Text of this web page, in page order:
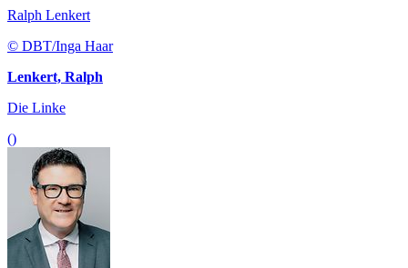
Ralph Lenkert
© DBT/Inga Haar
Lenkert, Ralph
Die Linke
()